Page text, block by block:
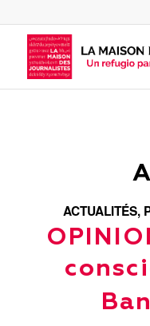
ACTUALITÉS,